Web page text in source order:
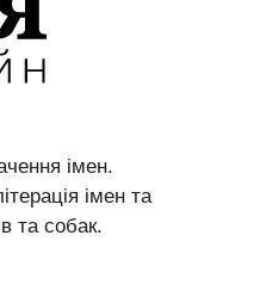
імен.
імен та
та собак.